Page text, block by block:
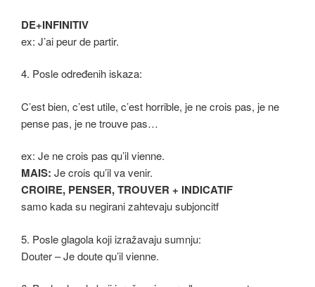
DE+INFINITIV
ex: J’ai peur de partir.
4. Posle određenih iskaza:
C’est bien, c’est utile, c’est horrible, je ne crois pas, je ne
pense pas, je ne trouve pas…
ex: Je ne crois pas qu’il vienne.
MAIS: Je crois qu’il va venir.
CROIRE, PENSER, TROUVER + INDICATIF
samo kada su negirani zahtevaju subjoncitf
5. Posle glagola koji izražavaju sumnju:
Douter – Je doute qu’il vienne.